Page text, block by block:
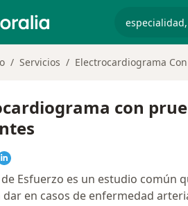
Servicios Electrocardiograma
con
de Esfuerzo es un estudio común
dar en casos de enfermedad